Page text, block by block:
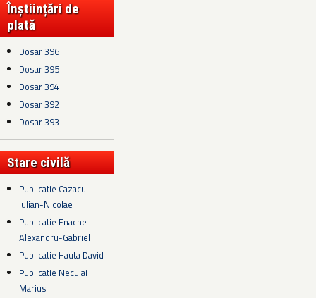
Înștiințări de
plată
Dosar 396
Dosar 395
Dosar 394
Dosar 392
Dosar 393
Stare civilă
Publicatie Cazacu
Iulian-Nicolae
Publicatie Enache
Alexandru-Gabriel
Publicatie Hauta David
Publicatie Neculai
Marius